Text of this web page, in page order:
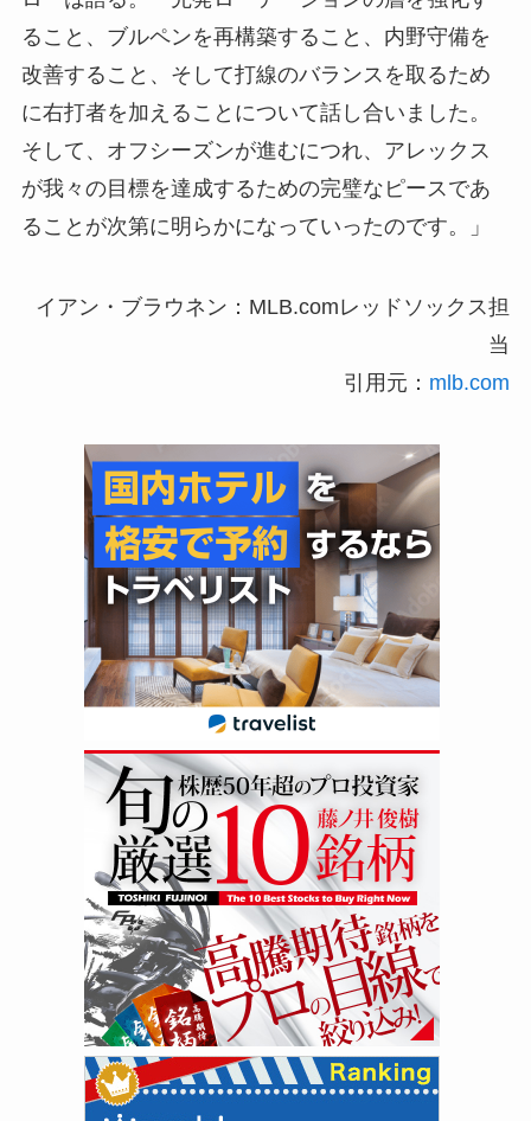
ること、ブルペンを再構築すること、内野守備を
改善すること、そして打線のバランスを取るため
に右打者を加えることについて話し合いました。
そして、オフシーズンが進むにつれ、アレックス
が我々の目標を達成するための完璧なピースであ
ることが次第に明らかになっていったのです。」
イアン・ブラウネン：MLB.comレッドソックス担
当
引用元： mlb.com